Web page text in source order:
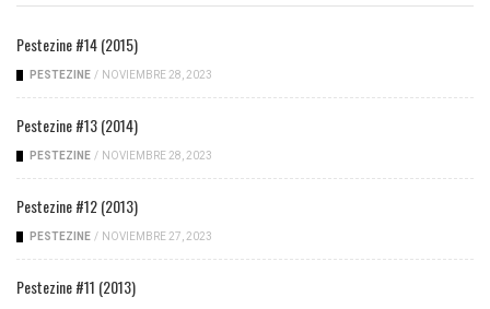
Pestezine #14 (2015)
PESTEZINE / NOVIEMBRE 28, 2023
Pestezine #13 (2014)
PESTEZINE / NOVIEMBRE 28, 2023
Pestezine #12 (2013)
PESTEZINE / NOVIEMBRE 27, 2023
Pestezine #11 (2013)